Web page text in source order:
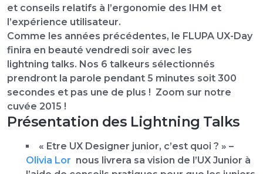
et conseils relatifs à l’ergonomie des IHM et
l’expérience utilisateur.
Comme les années précédentes, le FLUPA UX-Day
finira en beauté vendredi soir avec les
lightning talks. Nos 6 talkeurs sélectionnés
prendront la parole pendant 5 minutes soit 300
secondes et pas une de plus ! Zoom sur notre
cuvée 2015 !
Présentation des Lightning Talks
« Etre UX Designer junior, c’est quoi ? » –
Olivia Lor nous livrera sa vision de l’UX Junior à